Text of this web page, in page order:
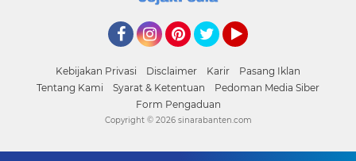
Kebijakan Privasi Disclaimer Karir
Pasang Iklan
Tentang Kami
Syarat & Ketentuan
Pedoman Media Siber
Form Pengaduan
Copyright © 2026 sinarabanten.com